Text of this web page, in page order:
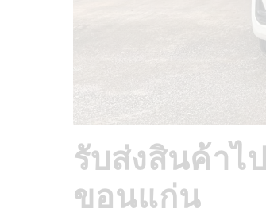
รับส่งสินค้าไ
ขอนแก่น